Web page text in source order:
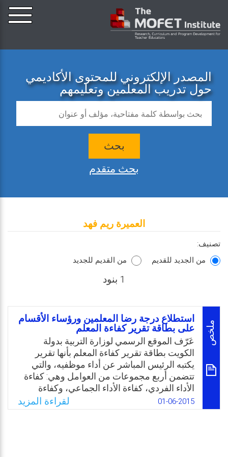
المصدر الإلكتروني للمحتوى الأكاديمي
حول تدريب المعلمين وتعليمهم
بحث
بحث متقدم
العميرة ريم فهد
تصنيف:
من الجديد للقديم
من القديم للجديد
1 بنود
ملخص
استطلاع درجة رضا المعلمين ورؤساء الأقسام
على بطاقة تقرير كفاءة المعلم
عَرّف الموقع الرسمي لوزارة التربية بدولة
الكويت بطاقة تقرير كفاءة المعلم بأنها تقرير
يكتبه الرئيس المباشر عن أداء موظفيه، والتي
تتضمن أربع مجموعات من العوامل وهي: كفاءة
الأداء الفردي، كفاءة الأداء الجماعي، وكفاءة
القدرات الشخصية، وأخيرًا عوامل تقييم كفاءة
شاغلي الوظائف الإشرافية. ومن أجل ذلك قامت
01-06-2015 لقراءة المزيد